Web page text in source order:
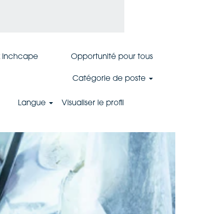
Inchcape Opportunité pour tous
Catégorie de poste
Langue Visualiser le profil